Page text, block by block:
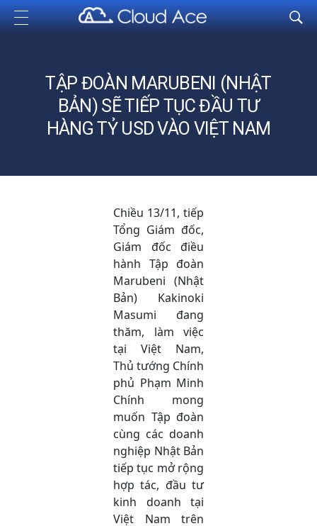
Cloud Ace
Nhà cung cấp giải pháp trên GCP cho doanh nghiệp
TẬP ĐOÀN MARUBENI (NHẬT
BẢN) SẼ TIẾP TỤC ĐẦU TƯ
HÀNG TỶ USD VÀO VIỆT NAM
Chiều 13/11, tiếp
Tổng Giám đốc,
Giám đốc điều
hành Tập đoàn
Marubeni (Nhật
Bản) Kakinoki
Masumi đang
thăm, làm việc
tại Việt Nam,
Thủ tướng Chính
phủ Phạm Minh
Chính mong
muốn Tập đoàn
cùng các doanh
nghiệp Nhật Bản
tiếp tục mở rộng
hợp tác, đầu tư
kinh doanh tại
Việt Nam trên